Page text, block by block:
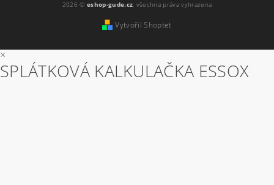
2026 ©eshop-gude.cz, všechna práva vyhrazena
Vytvořil Shoptet
×
SPLÁTKOVÁ KALKULAČKA ESSOX